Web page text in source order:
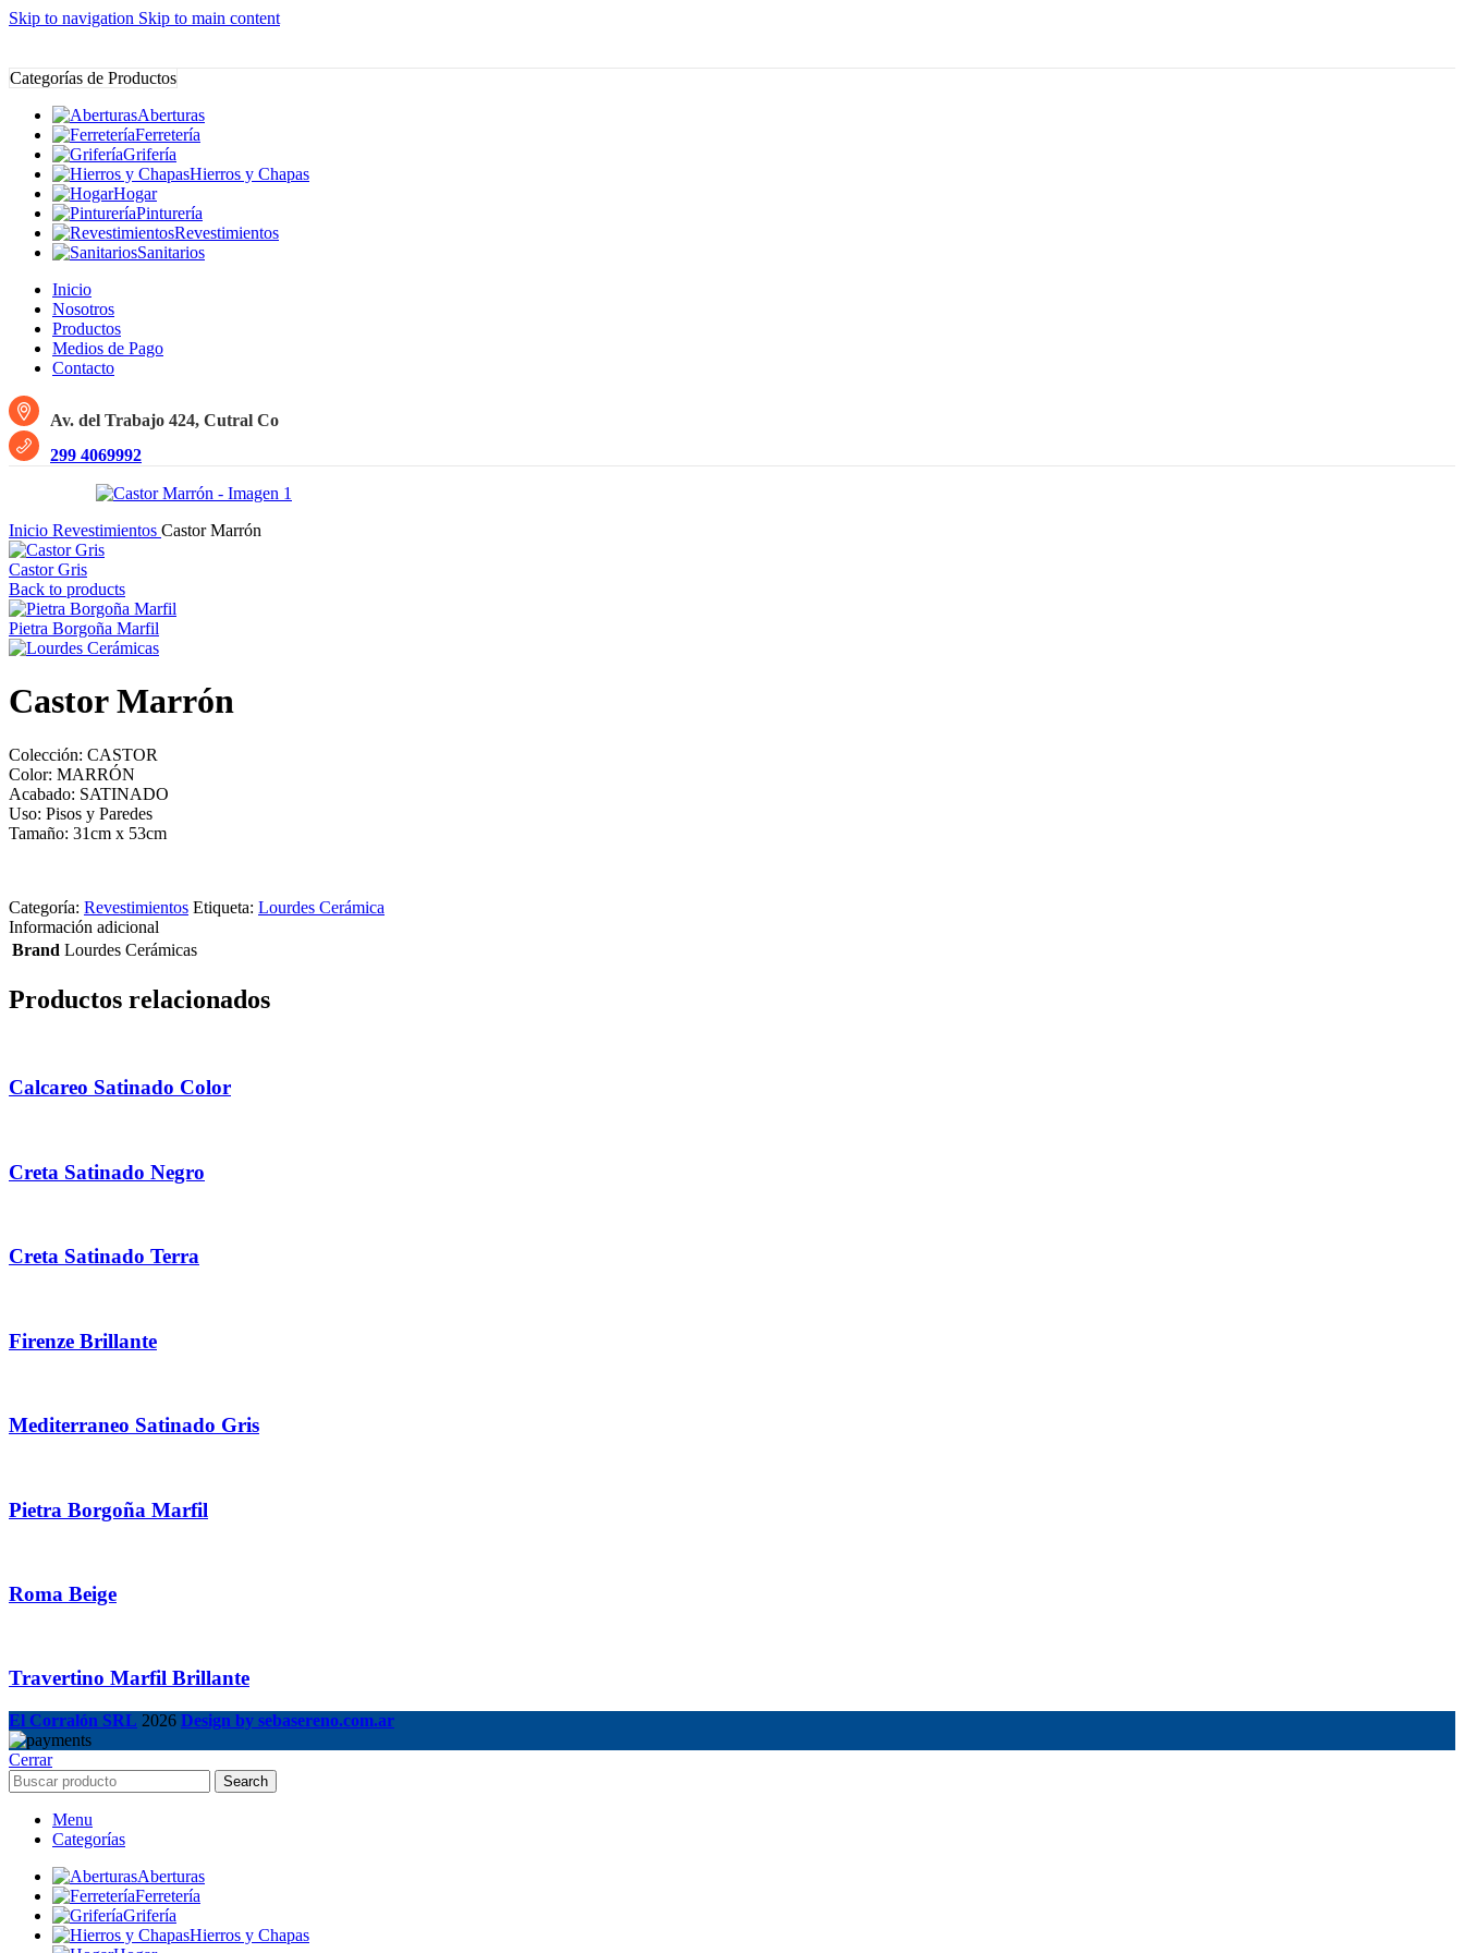
Skip to navigation Skip to main content
Categorías de Productos
Aberturas
Ferretería
Grifería
Hierros y Chapas
Hogar
Pinturería
Revestimientos
Sanitarios
Inicio
Nosotros
Productos
Medios de Pago
Contacto
Av. del Trabajo 424, Cutral Co
299 4069992
Inicio Revestimientos Castor Marrón
Castor Gris
Back to products
Pietra Borgoña Marfil
Castor Marrón
Colección: CASTOR
Color: MARRÓN
Acabado: SATINADO
Uso: Pisos y Paredes
Tamaño: 31cm x 53cm
Categoría: Revestimientos Etiqueta: Lourdes Cerámica
Información adicional
Brand Lourdes Cerámicas
Productos relacionados
Calcareo Satinado Color
Creta Satinado Negro
Creta Satinado Terra
Firenze Brillante
Mediterraneo Satinado Gris
Pietra Borgoña Marfil
Roma Beige
Travertino Marfil Brillante
El Corralón SRL 2026 Design by sebasereno.com.ar
Cerrar
Search
Menu
Categorías
Aberturas
Ferretería
Grifería
Hierros y Chapas